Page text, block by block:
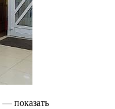
— показать